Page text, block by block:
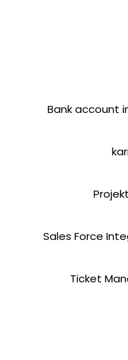
Bank account
Sales Force
Ticket